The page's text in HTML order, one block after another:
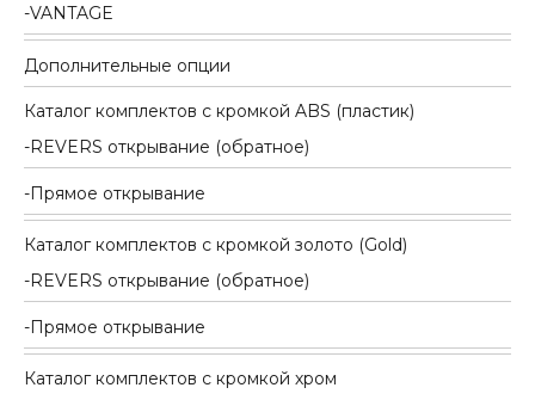
VANTAGE
Дополнительные опции
Каталог комплектов c кромкой ABS (пластик)
REVERS открывание (обратное)
Прямое открывание
Каталог комплектов c кромкой золото (Gold)
REVERS открывание (обратное)
Прямое открывание
Каталог комплектов c кромкой хром